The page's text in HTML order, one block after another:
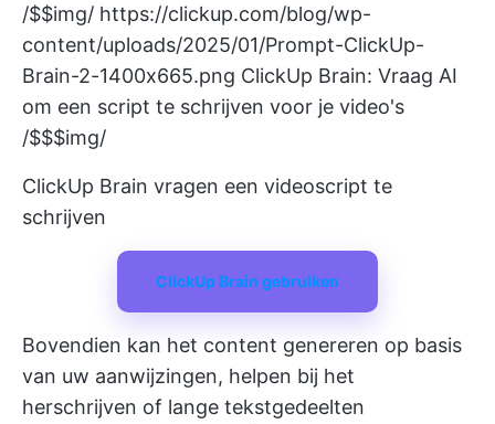
/$$img/ https://clickup.com/blog/wp-
content/uploads/2025/01/Prompt-ClickUp-
Brain-2-1400x665.png ClickUp Brain: Vraag AI
om een script te schrijven voor je video's
/$$$img/
ClickUp Brain vragen een videoscript te
schrijven
ClickUp Brain gebruiken
Bovendien kan het content genereren op basis
van uw aanwijzingen, helpen bij het
herschrijven of lange tekstgedeelten